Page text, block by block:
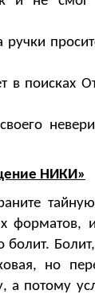
в поисках
НИКИ»
форматов,
болит.
но
а потому